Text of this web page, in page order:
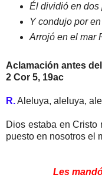
Él dividió en dos
Y condujo por
Arrojó en el mar
Aclamación antes
2 Cor 5, 19ac
R.Aleluya, aleluya,
Dios estaba en
puesto en nosotros el
Les